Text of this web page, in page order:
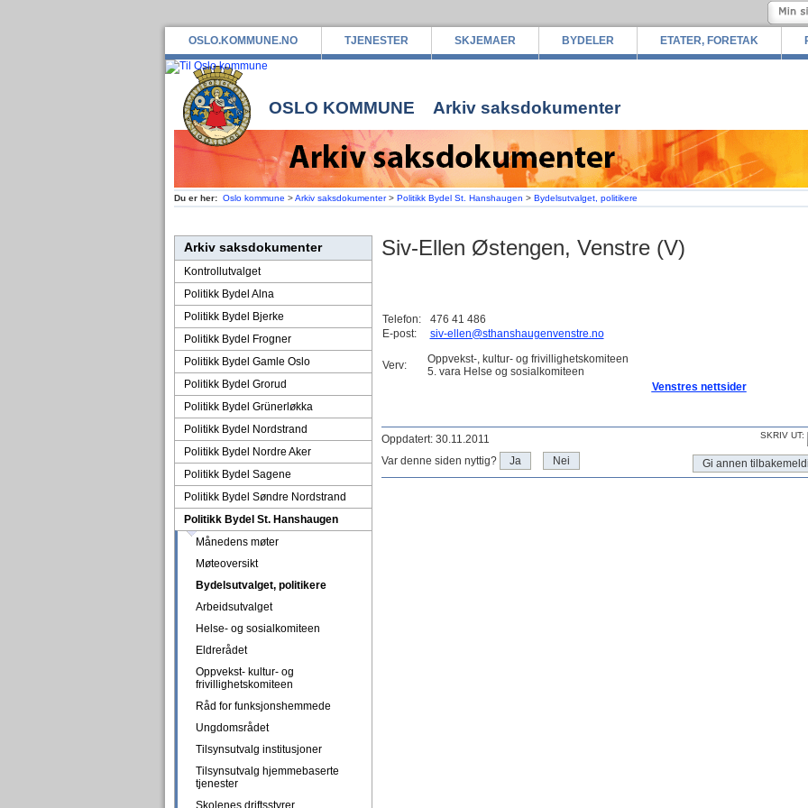
OSLO.KOMMUNE.NO TJENESTER SKJEMAER BYDELER ETATER, FORETAK
OSLO KOMMUNE Arkiv saksdokumenter
Du er her: Oslo kommune >Arkiv saksdokumenter> Politikk Bydel St. Hanshaugen > Bydelsutvalget, politikere
Arkiv saksdokumenter
Kontrollutvalget
Politikk Bydel Alna
Politikk Bydel Bjerke
Politikk Bydel Frogner
Politikk Bydel Gamle Oslo
Politikk Bydel Grorud
Politikk Bydel Grünerløkka
Politikk Bydel Nordstrand
Politikk Bydel Nordre Aker
Politikk Bydel Sagene
Politikk Bydel Søndre Nordstrand
Politikk Bydel St. Hanshaugen
Månedens møter
Møteoversikt
Bydelsutvalget, politikere
Arbeidsutvalget
Helse- og sosialkomiteen
Eldrerådet
Oppvekst- kultur- og
frivillighetskomiteen
Råd for funksjonshemmede
Ungdomsrådet
Tilsynsutvalg institusjoner
Tilsynsutvalg hjemmebaserte
tjenester
Skolenes driftsstyrer
Siv-Ellen Østengen, Venstre (V)
Telefon:
476 41 486
E-post:
siv-ellen@sthanshaugenvenstre.no
Verv:
Oppvekst-, kultur- og frivillighetskomiteen
5. vara Helse og sosialkomiteen
Venstres nettsider
Oppdatert: 30.11.2011 SKRIV UT:
Var denne siden nyttig? Ja Nei Gi annen